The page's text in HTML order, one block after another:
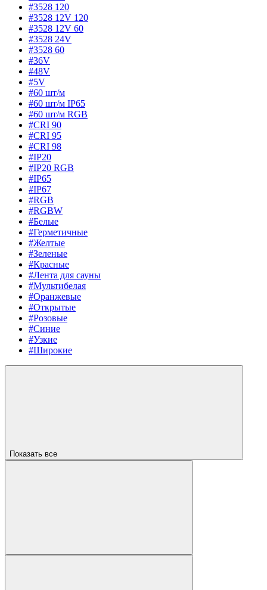
#3528 120
#3528 12V 120
#3528 12V 60
#3528 24V
#3528 60
#36V
#48V
#5V
#60 шт/м
#60 шт/м IP65
#60 шт/м RGB
#CRI 90
#CRI 95
#CRI 98
#IP20
#IP20 RGB
#IP65
#IP67
#RGB
#RGBW
#Белые
#Герметичные
#Желтые
#Зеленые
#Красные
#Лента для сауны
#Мультибелая
#Оранжевые
#Открытые
#Розовые
#Синие
#Узкие
#Широкие
Показать все